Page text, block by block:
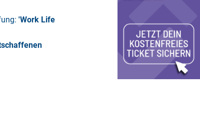
'Work Life